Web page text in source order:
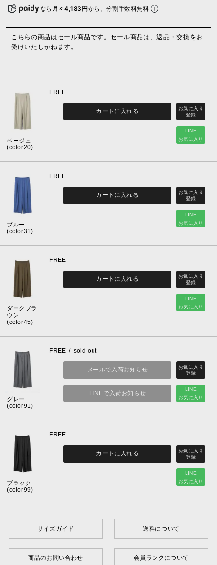
なら 月々4,183円から。分割手数料無料
こちらの商品はセール商品です。セール商品は、返品・交換をお
受けいたしかねます。
ベージュ
(color20)
FREE
LINE
お気に入り
カートに入れる
ブルー
(color31)
FREE
LINE
お気に入り
カートに入れる
ダークブラ
ウン
(color45)
FREE
LINE
お気に入り
カートに入れる
グレー
(color91)
FREE sold out
LINE
お気に入り
メールで入荷お知らせ
LINEで入荷お知らせ
ブラック
(color99)
FREE
LINE
お気に入り
カートに入れる
サイズガイド 送料について
商品のお問い合わせ 会員ランクについて